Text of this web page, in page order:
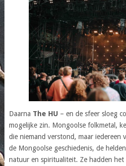
Daarna The HU – en de sfeer sloeg
mogelijke zin. Mongoolse folkmetal,
die niemand verstond, maar iedereen
de Mongoolse geschiedenis, de
natuur en spiritualiteit. Ze hadden het